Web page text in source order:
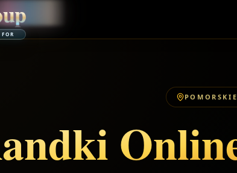
up
POMORSKIE